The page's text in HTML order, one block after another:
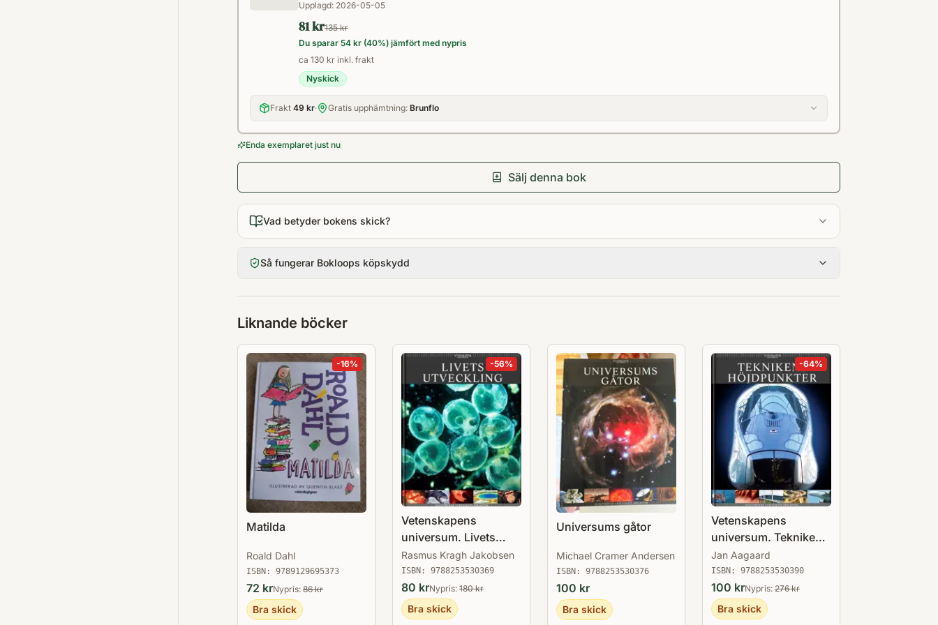
Upplagd: 2026-05-05
81 kr135 kr
Du sparar 54 kr (40%) jämfört med nypris
ca 130 kr inkl. frakt
Nyskick
Frakt 49 kr· Gratis upphämtning: Brunflo
Enda exemplaret just nu
Sälj denna bok
Vad betyder bokens skick?
Så fungerar Bokloops köpskydd
Liknande böcker
-16%
Matilda
Roald Dahl
ISBN: 9789129695373
72 krNypris: 86kr
Bra skick
-56%
Vetenskapens
universum. Livets
utveckling
Rasmus Kragh Jakobsen
ISBN: 9788253530369
80 krNypris: 180kr
Bra skick
Universums gåtor
Michael Cramer Andersen
ISBN: 9788253530376
100 kr
Bra skick
-64%
Vetenskapens
universum. Teknikens
höjdpunkter
Jan Aagaard
ISBN: 9788253530390
100 krNypris: 276kr
Bra skick